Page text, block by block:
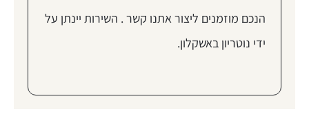
הנכם מוזמנים ליצור אתנו קשר . השירות יינתן על
ידי נוטריון באשקלון.